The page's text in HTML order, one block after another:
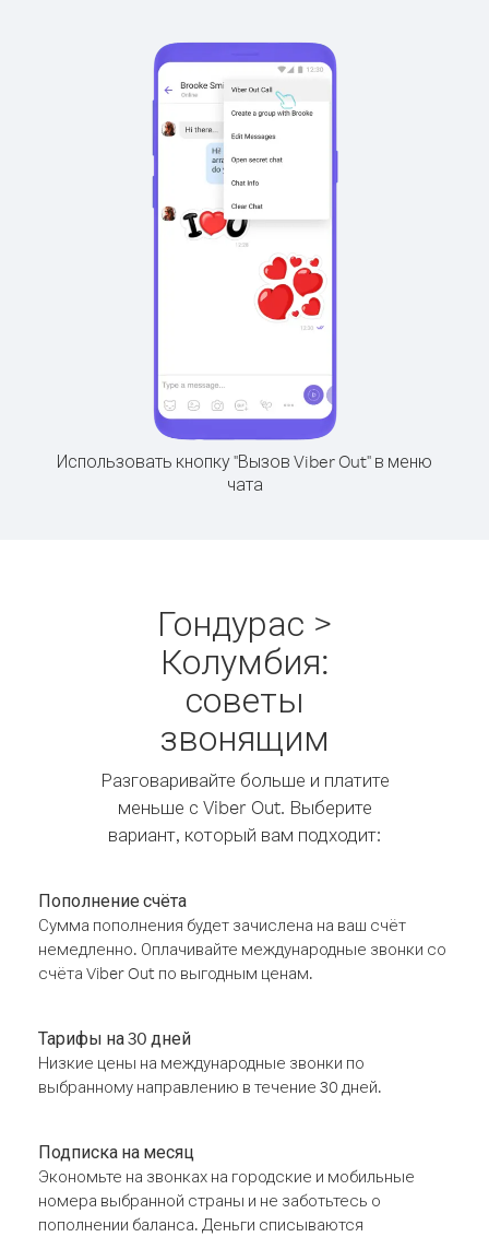
Использовать кнопку "Вызов Viber Out" в меню
чата
Гондурас >
Колумбия:
советы
звонящим
Разговаривайте больше и платите
меньше с Viber Out. Выберите
вариант, который вам подходит:
Пополнение счёта
Сумма пополнения будет зачислена на ваш счёт
немедленно. Оплачивайте международные звонки со
счёта Viber Out по выгодным ценам.
Тарифы на 30 дней
Низкие цены на международные звонки по
выбранному направлению в течение 30 дней.
Подписка на месяц
Экономьте на звонках на городские и мобильные
номера выбранной страны и не заботьтесь о
пополнении баланса. Деньги списываются